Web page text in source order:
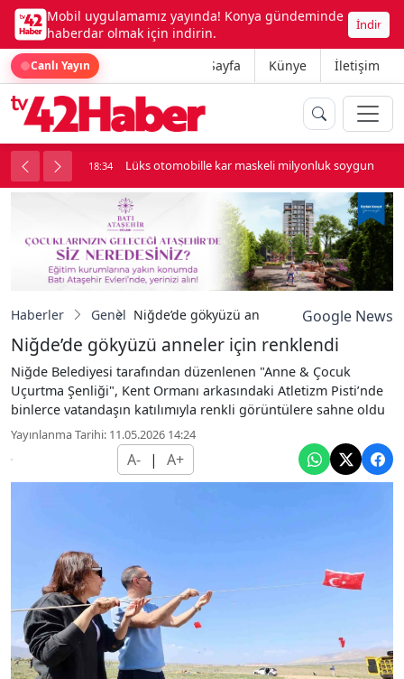
Mobil uygulamamız yayında! Konya gündeminde
haberdar olmak için indirin.
İndir
Canlı Yayın Ana Sayfa Künye İletişim
kavga çıktı 18:34 Lüks otomobille kar maskeli milyonluk soygun
Haberler Genel Niğde’de gökyüzü anneler için renklendi
Google News
Niğde’de gökyüzü anneler için renklendi
Niğde Belediyesi tarafından düzenlenen "Anne & Çocuk
Uçurtma Şenliği", Kent Ormanı arkasındaki Atletizm Pisti’nde
binlerce vatandaşın katılımıyla renkli görüntülere sahne oldu
Yayınlanma Tarihi: 11.05.2026 14:24
A- | A+